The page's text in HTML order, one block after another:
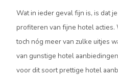
Wat in ieder geval fijn is, is dat
profiteren van fijne hotel acties.
toch nóg meer van zulke uitjes
van gunstige hotel
voor dit soort prettige hotel